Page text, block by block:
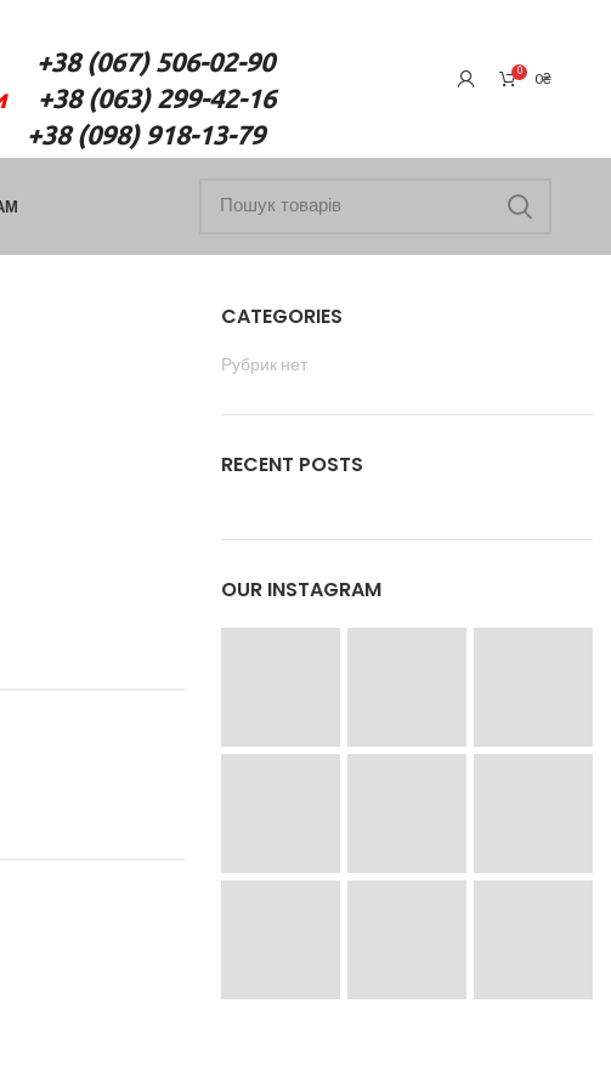
(067) 506-02-90
+38 (063) 299-42-16
918-13-79
0 0₴
CATEGORIES
Рубрик нет
RECENT POSTS
OUR INSTAGRAM